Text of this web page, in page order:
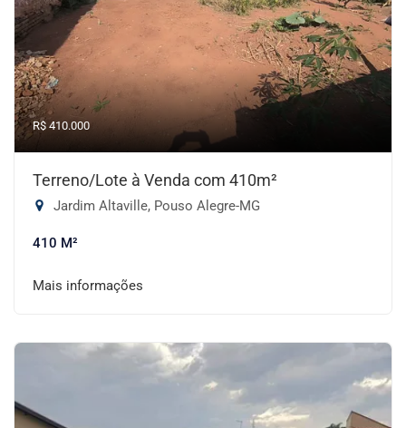
R$ 410.000
Terreno/Lote à Venda com 410m²
Jardim Altaville, Pouso Alegre-MG
410 M²
Mais informações